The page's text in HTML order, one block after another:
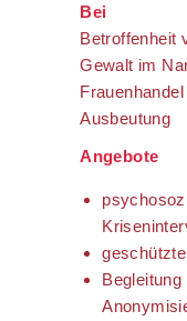
Bei
Betroffenheit
Gewalt im
Ausbeutung
Angebote